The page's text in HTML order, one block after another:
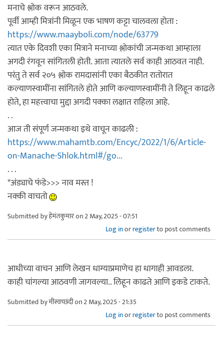
मनाचे श्लोक वरून आठवले.
पूर्वी आम्ही मित्रांनी मिळून एक भाषण कट्टा चालवला होता :
https://www.maayboli.com/node/63779
त्यात एके दिवशी एका मित्राने मनाच्या श्लोकांची जन्मकथा आम्हाला
अगदी रंगवून सांगितली होती. आता त्यातले सर्व काही आठवत नाही.
परंतु ते सर्व २०५ श्लोक रामदासांनी एका बैठकीत रातोरात
कल्याणस्वामींना सांगितले होते आणि कल्याणस्वामींनी ते लिहून काढले
होते, हा महत्त्वाचा मुद्दा अगदी पक्का लक्षात राहिला आहे.
. .
आज ती संपूर्ण जन्मकथा इथे वाचून काढली :
https://www.mahamtb.com/Encyc/2022/1/6/Article-
on-Manache-Shlok.html#/go...
. . .
*अंड्याचे फंडे>>> नाव मस्त !
नक्की वाचतो
Submitted byहेमंतकुमारon 2 May, 2025 - 07:51
Log inorregisterto post comments
आधीच्या वाचन आणि लेखन धाग्याप्रमाणेच हा धागाही आवडला.
काही चांगल्या आठवणी जागवल्या.. लिहून काढते आणि इकडे टाकते.
Submitted byमीस्वच्छंदीon 2 May, 2025 - 21:35
Log inorregisterto post comments